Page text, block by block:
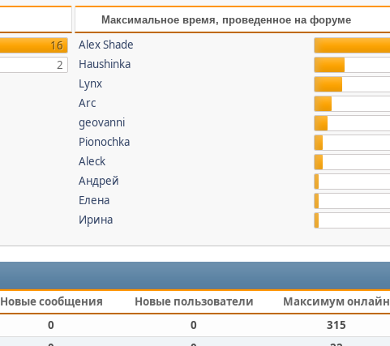
16
2
Максимальное время, проведенное на форуме
Alex Shade
Haushinka
Lynx
Arc
geovanni
Pionochka
Aleck
Андрей
Елена
Ирина
Новые сообщения Новые пользователи Максимум онлайн
0 0 315